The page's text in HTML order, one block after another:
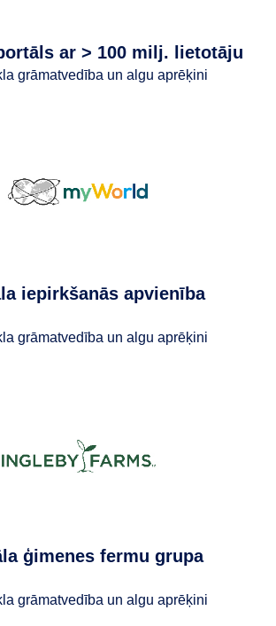
ar > 100 milj. lietotāju
grāmatvedība un algu aprēķini
iepirkšanās apvienība
grāmatvedība un algu aprēķini
ģimenes fermu grupa
grāmatvedība un algu aprēķini